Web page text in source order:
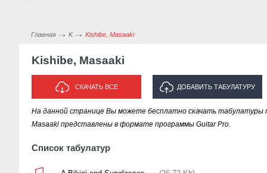
Главная K Kishibe, Masaaki
Kishibe, Masaaki
СКАЧАТЬ ВСЕ ДОБАВИТЬ ТАБУЛАТУРУ
ИСПОЛНИТЕЛЯ "KISHIBE,
На данной странице Вы можете бесплатно скачать табулатуры
Masaaki представлены в формате программы Guitar Pro.
Список табулатур